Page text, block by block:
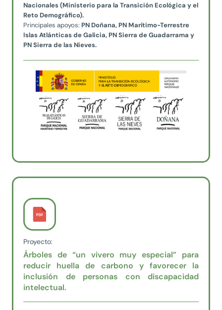
Nacionales (Ministerio para la Transición Ecológica y el
Reto Demográfico).
Principales apoyos: PN Doñana, PN Marítimo-Terrestre
Islas Atlánticas de Galicia, PN Sierra de Guadarrama y
PN Sierra de las Nieves.
Proyecto:
Árboles de “un vivero muy especial” para
reducir huella de carbono y favorecer la
inclusión de personas con discapacidad
intelectual.